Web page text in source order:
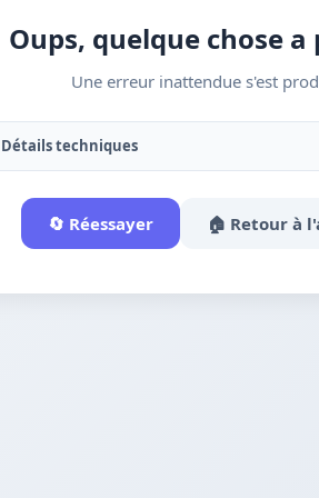
Oups, quelque chose a
Une erreur inattendue s'est
Détails techniques
🔄 Réessayer 🏠 Retour à